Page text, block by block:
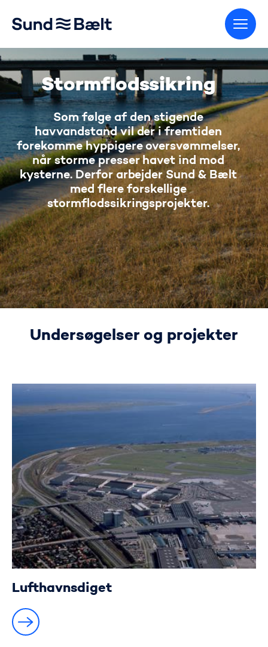
Stormflodssikring
Som følge af den stigende
havvandstand vil der i fremtiden
forekomme hyppigere oversvømmelser,
når storme presser havet ind mod
kysterne. Derfor arbejder Sund & Bælt
med flere forskellige
stormflodssikringsprojekter.
Undersøgelser og projekter
Lufthavnsdiget